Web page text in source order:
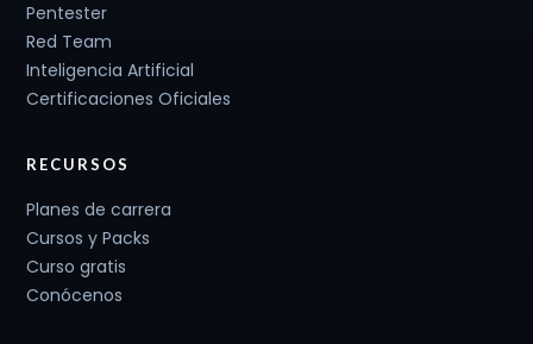
Pentester
Red Team
Inteligencia Artificial
Certificaciones Oficiales
RECURSOS
Planes de carrera
Cursos y Packs
Curso gratis
Conócenos